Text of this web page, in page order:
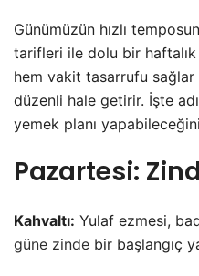
Günümüzün hızlı
tarifleri ile dolu bir haftalık
hem vakit tasarrufu
düzenli hale getirir. İşte
yemek planı
Pazartesi:
Kahvaltı: Yulaf ezmesi,
güne zinde bir başlangıç